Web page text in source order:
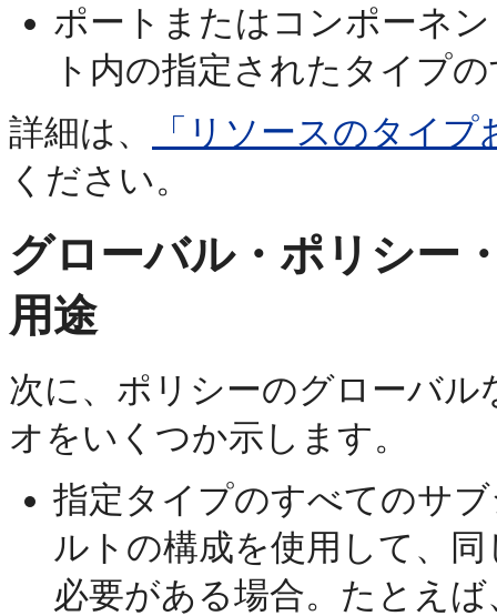
ポートまたはコンポーネ
ト内の指定されたタイプ
詳細は、
「リソースのタイ
ください。
グローバル・ポリシー
用途
次に、ポリシーのグローバ
オをいくつか示します。
指定タイプのすべてのサ
ルトの構成を使用して、
必要がある場合。たとえ